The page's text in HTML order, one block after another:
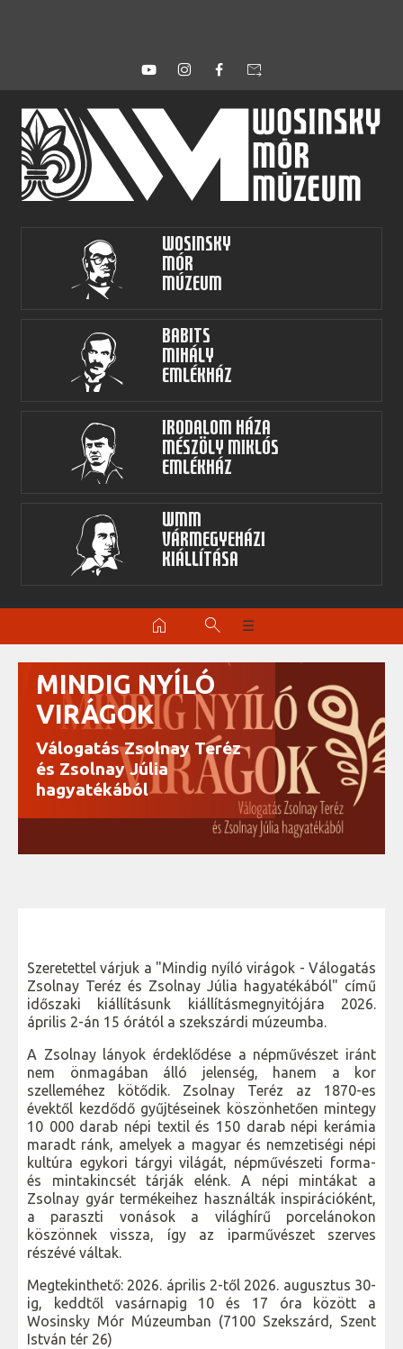
forward_to_inbox
Wosinsky
Mór
Múzeum
Babits
Mihály
Emlékház
Irodalom Háza
Mészöly Miklós
Emlékház
WMM
Vármegyeházi
kiállítása
home search ☰
MINDIG NYÍLÓ
VIRÁGOK
Válogatás Zsolnay Teréz
és Zsolnay Júlia
hagyatékából
Szeretettel várjuk a "Mindig nyíló virágok - Válogatás
Zsolnay Teréz és Zsolnay Júlia hagyatékából" című
időszaki kiállításunk kiállításmegnyitójára 2026.
április 2-án 15 órától a szekszárdi múzeumba.
A Zsolnay lányok érdeklődése a népművészet iránt
nem önmagában álló jelenség, hanem a kor
szelleméhez kötődik. Zsolnay Teréz az 1870-es
évektől kezdődő gyűjtéseinek köszönhetően mintegy
10 000 darab népi textil és 150 darab népi kerámia
maradt ránk, amelyek a magyar és nemzetiségi népi
kultúra egykori tárgyi világát, népművészeti forma-
és mintakincsét tárják elénk. A népi mintákat a
Zsolnay gyár termékeihez használták inspirációként,
a paraszti vonások a világhírű porcelánokon
köszönnek vissza, így az iparművészet szerves
részévé váltak.
Megtekinthető: 2026. április 2-től 2026. augusztus 30-
ig, keddtől vasárnapig 10 és 17 óra között a
Wosinsky Mór Múzeumban (7100 Szekszárd, Szent
István tér 26)